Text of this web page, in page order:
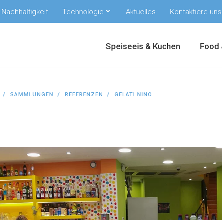
Nachhaltigkeit Technologie Aktuelles Kontaktiere uns
Speiseeis & Kuchen Food
SAMMLUNGEN REFERENZEN GELATI NINO